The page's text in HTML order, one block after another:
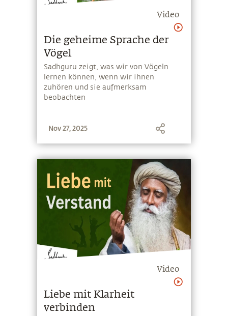
Video
Die geheime Sprache der
Vögel
Sadhguru zeigt, was wir von Vögeln
lernen können, wenn wir ihnen
zuhören und sie aufmerksam
beobachten
Nov 27, 2025
Video
Liebe mit Klarheit
verbinden